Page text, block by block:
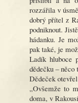
rozzářila v
dobrý přítel z
podniknout.
hádanku. Je
pak také, je
Ladík hluboce
dědečku – něco
Dědeček
„Ovšemže to
doma, v